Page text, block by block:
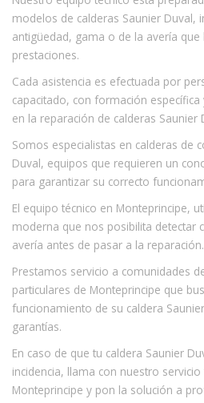
modelos de calderas Saunier Duval,
antigüedad, gama o de la avería
prestaciones.
Cada asistencia es efectuada por
capacitado, con formación
en la reparación de calderas Saunier
Somos especialistas en calderas de
Duval, equipos que requieren un
para garantizar su correcto
El equipo técnico en Monteprincipe,
moderna que nos posibilita detectar
avería antes de pasar a la reparación.
Prestamos servicio a comunidades
particulares de Monteprincipe que
funcionamiento de su caldera
garantías.
En caso de que tu caldera Saunier
incidencia, llama con nuestro
Monteprincipe y pon la solución a